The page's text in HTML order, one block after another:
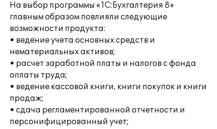
На выбор программы «1С:Бухгалтерия 8»
главным образом повлияли следующие
возможности продукта:
• ведение учета основных средств и
нематериальных активов;
• расчет заработной платы и налогов с фонда
оплаты труда;
• ведение кассовой книги, книги покупок и книги
продаж;
• сдача регламентированной отчетности и
персонифицированный учет;